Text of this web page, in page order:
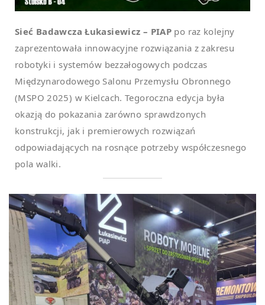
Sieć Badawcza Łukasiewicz – PIAP po raz kolejny
zaprezentowała innowacyjne rozwiązania z zakresu
robotyki i systemów bezzałogowych podczas
Międzynarodowego Salonu Przemysłu Obronnego
(MSPO 2025) w Kielcach. Tegoroczna edycja była
okazją do pokazania zarówno sprawdzonych
konstrukcji, jak i premierowych rozwiązań
odpowiadających na rosnące potrzeby współczesnego
pola walki.